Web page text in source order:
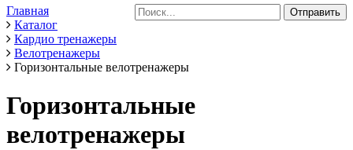
Главная
Каталог
Кардио тренажеры
Велотренажеры
Горизонтальные велотренажеры
Горизонтальные
велотренажеры